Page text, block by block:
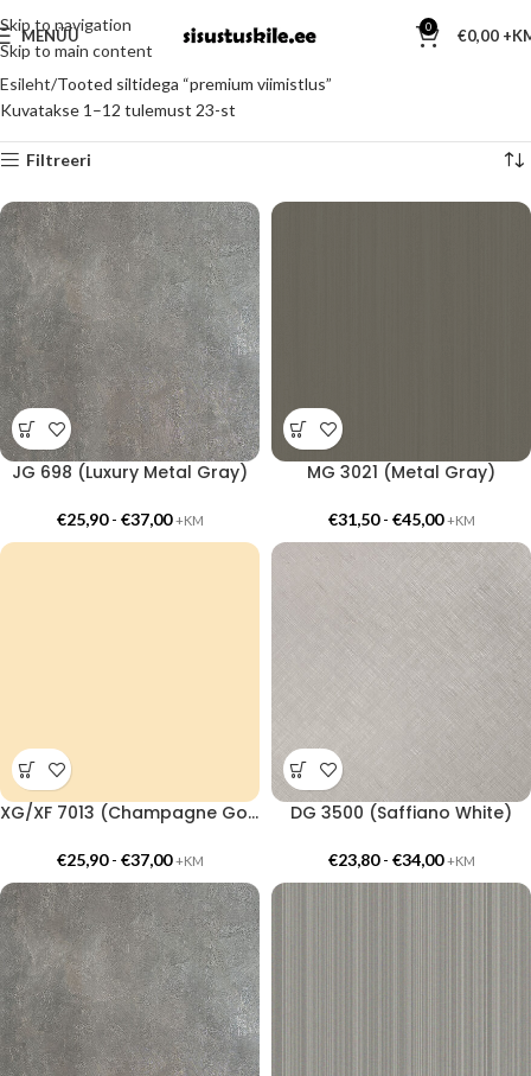
Skip to navigation
Skip to main content
MENÜÜ 0 €0,00
Esileht Tooted siltidega “premium viimistlus”
Kuvatakse 1–12 tulemust 23-st
Filtreeri
JG 698 (Luxury Metal Gray)
€25,90- €37,00 +KM
MG 3021 (Metal Gray)
€31,50- €45,00 +KM
XG/XF 7013 (Champagne Gold Premium)
€25,90- €37,00 +KM
DG 3500 (Saffiano White)
€23,80- €34,00 +KM